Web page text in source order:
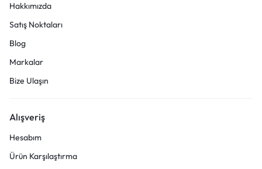
Hakkımızda
Satış Noktaları
Blog
Markalar
Bize Ulaşın
Alışveriş
Hesabım
Ürün Karşılaştırma